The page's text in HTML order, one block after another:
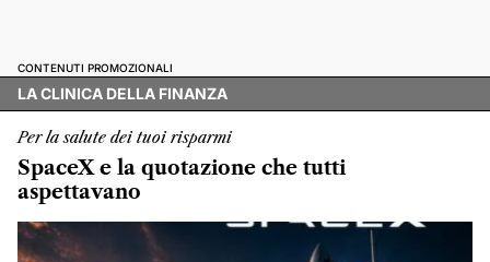
CONTENUTI PROMOZIONALI
LA CLINICA DELLA FINANZA
Per la salute dei tuoi risparmi
SpaceX e la quotazione che tutti
aspettavano